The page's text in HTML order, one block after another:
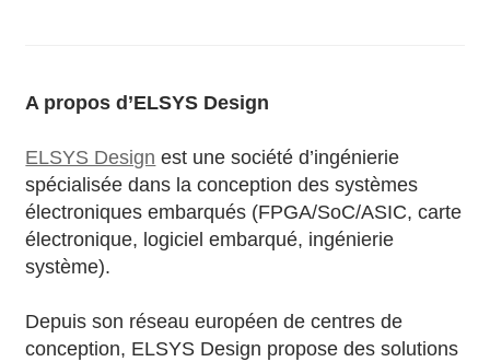
A propos d’ELSYS Design
ELSYS Design est une société d’ingénierie
spécialisée dans la conception des systèmes
électroniques embarqués (FPGA/SoC/ASIC, carte
électronique, logiciel embarqué, ingénierie
système).
Depuis son réseau européen de centres de
conception, ELSYS Design propose des solutions